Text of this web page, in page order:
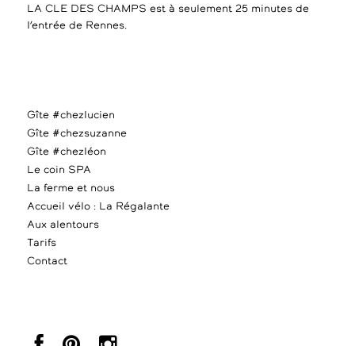
LA CLE DES CHAMPS est à seulement 25 minutes de
l’entrée de Rennes.
Gîte #chezlucien
Gîte #chezsuzanne
Gîte #chezléon
Le coin SPA
La ferme et nous
Accueil vélo : La Régalante
Aux alentours
Tarifs
Contact